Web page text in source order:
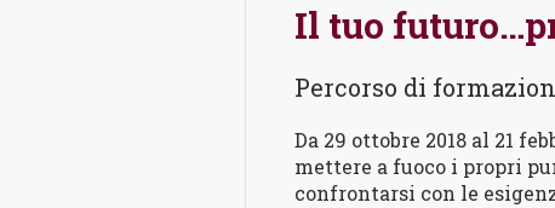
Il tuo
Percorso di
Da 29 ottobre 2018 al 21
mettere a fuoco i propri
confrontarsi con le